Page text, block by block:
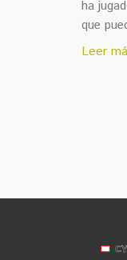
ha
que
Leer